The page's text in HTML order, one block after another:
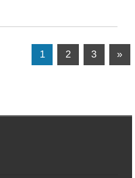
1 2 3 »